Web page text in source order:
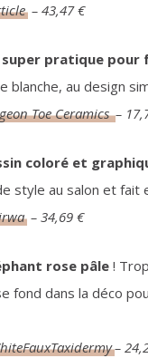
– 43,47 €
pratique pour
blanche, au design
Toe Ceramics–
coloré et
style au salon et fait
– 34,69 €
rose pâle !
fond dans la déco
–